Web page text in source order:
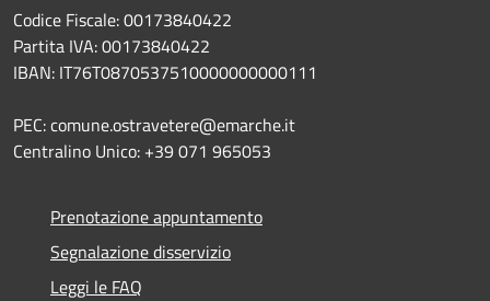
Codice Fiscale: 00173840422
Partita IVA: 00173840422
IBAN: IT76T0870537510000000000111
PEC: comune.ostravetere@emarche.it
Centralino Unico: +39 071 965053
Prenotazione appuntamento
Segnalazione disservizio
Leggi le FAQ